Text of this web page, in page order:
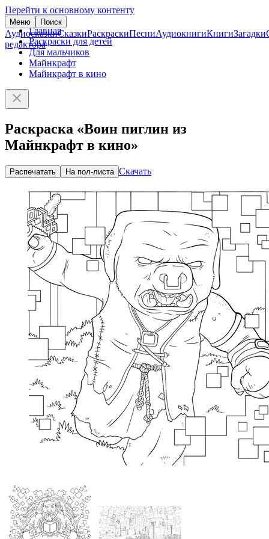
Перейти к основному контенту
Меню Поиск
АудиосказкиСказкиРаскраскиПесниАудиокнигиКнигиЗагадки
редактора
Главная
Раскраски для детей
Для мальчиков
Майнкрафт
Майнкрафт в кино
Раскраска «Воин пиглин из
Майнкрафт в кино»
Распечатать На пол-листа Скачать